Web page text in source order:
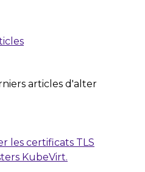
articles d'alter
les certificats TLS
KubeVirt.